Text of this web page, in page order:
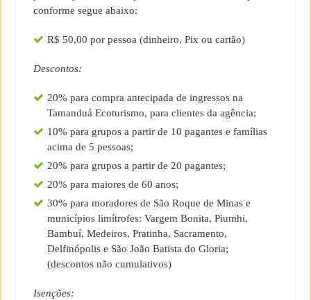
conforme segue abaixo:
R$ 50,00 por pessoa (dinheiro, Pix ou cartão)
Descontos:
20% para compra antecipada de ingressos na
Tamanduá Ecoturismo, para clientes da agência;
10% para grupos a partir de 10 pagantes e famílias
acima de 5 pessoas;
20% para grupos a partir de 20 pagantes;
20% para maiores de 60 anos;
30% para moradores de São Roque de Minas e
municípios limítrofes: Vargem Bonita, Piumhi,
Bambuí, Medeiros, Pratinha, Sacramento,
Delfinópolis e São João Batista do Gloria;
(descontos não cumulativos)
Isenções: